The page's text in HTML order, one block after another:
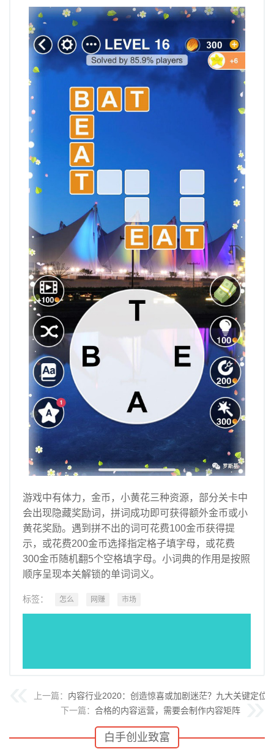
游戏中有体力，金币，小黄花三种资源，部分关卡中
会出现隐藏奖励词，拼词成功即可获得额外金币或小
黄花奖励。 遇到拼不出的词可花费100金币获得提
示，或花费200金币选择指定格子填字母，或花费
300金币随机翻5个空格填字母。小词典的作用是按照
顺序呈现本关解锁的单词词义。
标签： 怎么 网赚 市场
上一篇： 内容行业2020：创造惊喜或加剧迷茫？九大关键定位
下一篇： 合格的内容运营，需要会制作内容矩阵
白手创业致富